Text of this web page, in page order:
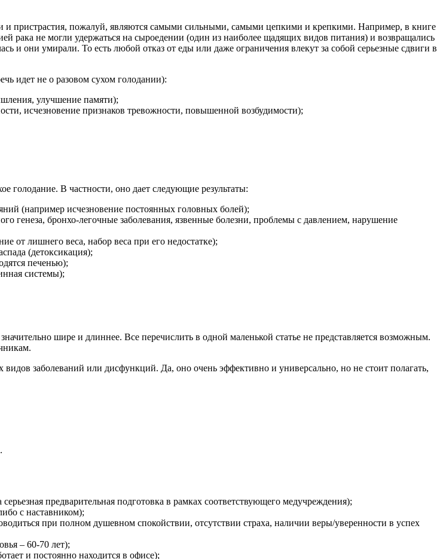
пристрастия, пожалуй, являются самыми сильными, самыми цепкими и крепкими. Например, в книге
рака не могли удержаться на сыроедении (один из наиболее щадящих видов питания) и возвращались
они умирали. То есть любой отказ от еды или даже ограничения влекут за собой серьезные сдвиги в
идет не о разовом сухом голодании):
улучшение памяти);
исчезновение признаков тревожности, повышенной возбудимости);
голодание. В частности, оно дает следующие результаты:
(например исчезновение постоянных головных болей);
генеза, бронхо-легочные заболевания, язвенные болезни, проблемы с давлением, нарушение
от лишнего веса, набор веса при его недостатке);
(детоксикация);
печенью);
системы);
шире и длиннее. Все перечислить в одной маленькой статье не представляется возможным.
видов заболеваний или дисфункций. Да, оно очень эффективно и универсально, но не стоит полагать,
предварительная подготовка в рамках соответствующего медучреждения);
с наставником);
при полном душевном спокойствии, отсутствии страха, наличии веры/уверенности в успех
– 60-70 лет);
и постоянно находится в офисе);